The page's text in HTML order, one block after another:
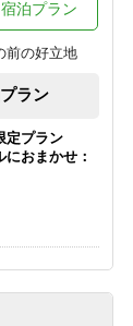
前の好立地
宿泊プラン
ラン
定プラン
におまかせ：